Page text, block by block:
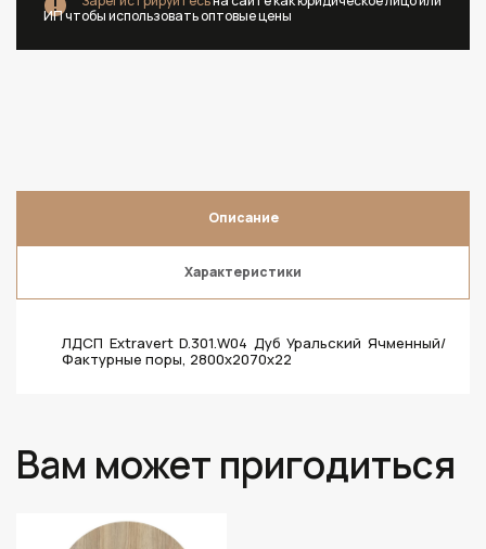
ИП чтобы использовать оптовые цены
Описание
Характеристики
ЛДСП Extravert D.301.W04 Дуб Уральский Ячменный/
Фактурные поры, 2800х2070х22
Вам может пригодиться